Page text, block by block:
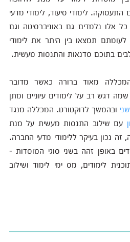
לימודי סיעוד, לימודי מדעי
אלו נלמדים גם באוניברסיטה וגם
תמצאו בין היתר את לימודי
בתוכם סדנאות והתנסות מעשית.
מאוד ברורה כאשר מדובר
דגש רב על לימודים עיוניים ומתן
ובהמשך לדוקטורט. המכללה מנגד
עם שילוב התנסות מעשית על מנת
נכון בעיקר ללימודי מדעי החברה.
באופן זהה בשני סוגי המוסדות -
לימודים, מס ימי לימוד ושילוב